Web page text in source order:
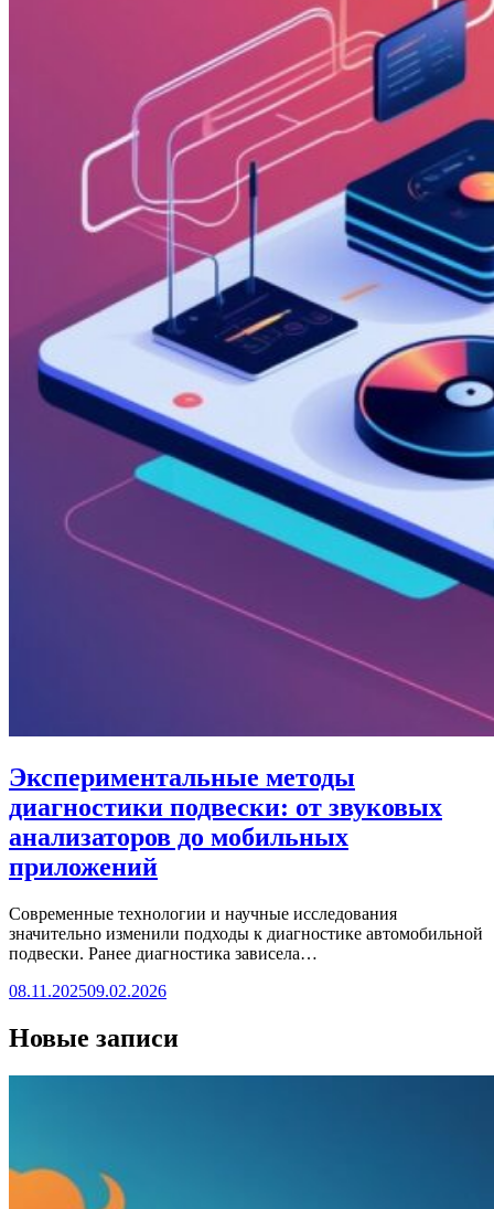
Экспериментальные методы
диагностики подвески: от звуковых
анализаторов до мобильных
приложений
Современные технологии и научные исследования
значительно изменили подходы к диагностике автомобильной
подвески. Ранее диагностика зависела…
08.11.202509.02.2026
Новые записи